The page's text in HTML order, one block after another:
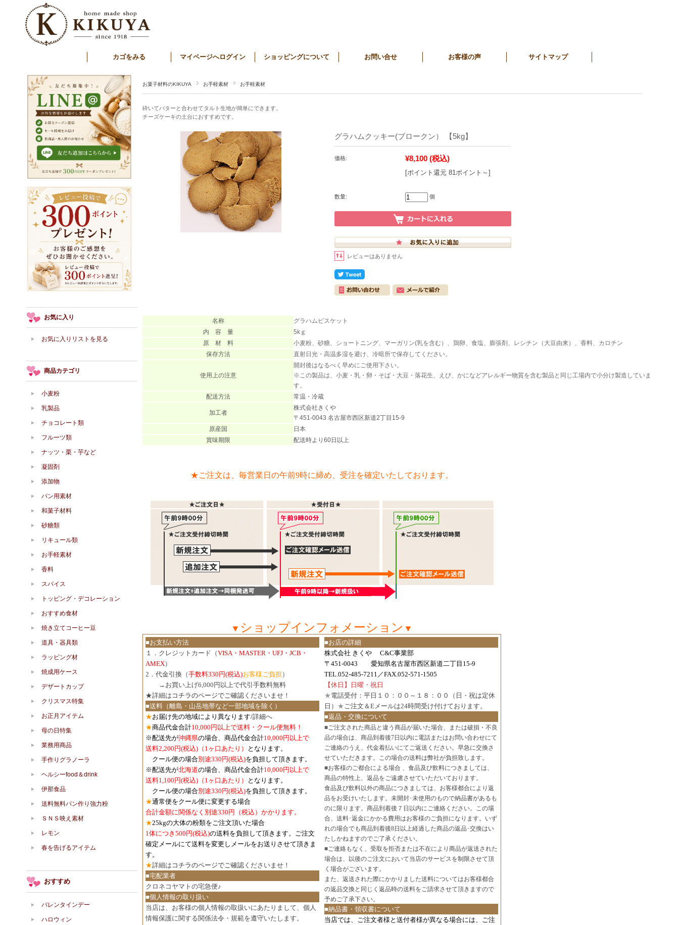
カゴをみる マイページへログイン ショッピングについて お問い合せ お客様の声 サイトマップ
お菓子材料のKIKUYA お手軽素材 お手軽素材
砕いてバターと合わせてタルト生地が簡単にできます。
チーズケーキの土台におすすめです。
グラハムクッキー(ブロークン） 【5kg】
価格: ¥8,100 (税込)
[ポイント還元 81ポイント～]
数量: 個
レビューはありません
名称
グラハムビスケット
内 容 量
5kｇ
原 材 料
小麦粉、砂糖、ショートニング、マーガリン(乳を含む）、鶏卵、食塩、膨張剤、レシチン（大豆由来）、香料、カロチン
保存方法
直射日光・高温多湿を避け、冷暗所で保存してください。
使用上の注意
開封後はなるべく早めにご使用下さい。
※この製品は、小麦・乳・卵・そば・大豆・落花生、えび、かになどアレルギー物質を含む製品と同じ工場内で小分け製造していま
す。
配送方法
常温・冷蔵
加工者
株式会社きくや
〒451-0043 名古屋市西区新道2丁目15-9
原産国
日本
賞味期限
配送時より60日以上
★ご注文は、毎営業日の午前9時に締め、受注を確定いたしております。
▼ ショップインフォメーション ▼
■お支払い方法
１．クレジットカード（VISA・MASTER・UFJ・JCB・
AMEX）
2．代金引換（手数料330円(税込)お客様ご負担 ）
→お買い上げ6,000円以上で代引手数料無料
★詳細は コチラのページでご確認 くださいませ！
■送料（離島・山岳地帯など一部地域を除く）
★お届け先の地域により異なります/詳細へ
★商品代金合計10,000円以上で送料・クール便無料！
※配送先が沖縄県の場合、商品代金合計10,000円以上で
送料2,200円(税込)（1ヶ口あたり）
となります。
クール便の場合別途330円(税込)を負担して頂きます。
※配送先が北海道の場合、商品代金合計10,000円以上で
送料1,100円(税込) （1ヶ口あたり）
となります。
クール便の場合別途330円(税込)を負担して頂きます。
★通常便をクール便に変更する場合
合計金額に関係なく別途330円（税込）かかります。
★25kgの大体の粉類をご注文頂いた場合
1体につき500円(税込)の送料を負担して頂きます。ご注文
確定メールにて送料を変更しメールをお送りさせて頂きま
す。
★詳細は コチラのページでご確認 くださいませ！
■宅配業者
クロネコヤマトの宅急便♪
■個人情報の取り扱い
当店は、お客様の個人情報の取扱いにあたりまして、個人
情報保護に関する関係法令・規範を遵守いたします。
■お店の詳細
株式会社 きくや C&C事業部
〒451-0043 愛知県名古屋市西区新道二丁目15-9
TEL.052-485-7211／FAX.052-571-1505
【休日】日曜・祝日
★電話受付：平日１０：００～１８：００（日・祝は定休
日） ★ご注文＆Eメールは24時間受け付けております。
■返品・交換について
■ご注文された商品と違う商品が届いた場合、または破損・不良
品の場合は、商品到着後7日以内に電話またはお問い合わせにて
ご連絡のうえ、代金着払いにてご返送ください。早急に交換さ
せていただきます。この場合の送料は弊社が負担致します。
■お客様のご都合による場合 、食品及び飲料につきましては、
商品の特性上、返品をご遠慮させていただいております。
食品及び飲料以外の商品につきましては、お客様都合により返
品をお受けいたします。未開封･未使用のもので納品書があるも
のに限ります。商品到着後７日以内にご連絡ください。この場
合、送料･返金にかかる費用はお客様のご負担になります。いず
れの場合でも商品到着後8日以上経過した商品の返品･交換はい
たしかねますのでご了承ください。
■ご連絡もなく、受取を拒否または不在により商品が返送された
場合は、以後のご注文において当店のサービスを制限させて頂
く場合がございます。
また、返送された際にかかりました送料についてはお客様都合
の返品交換と同じく返品時の送料をご請求させて頂きますので
予めご了承下さい。
■納品書・領収書について
当店では、ご注文者様と送付者様が異なる場合には、 ご注
お気に入り
お気に入りリストを見る
商品カテゴリ
小麦粉
乳製品
チョコレート類
フルーツ類
ナッツ・栗・芋など
凝固剤
添加物
パン用素材
和菓子材料
砂糖類
リキュール類
お手軽素材
香料
スパイス
トッピング・デコレーション
おすすめ食材
焼き立てコーヒー豆
道具・器具類
ラッピング材
焼成用ケース
デザートカップ
クリスマス特集
お正月アイテム
母の日特集
業務用商品
手作りグラノーラ
ヘルシーfood＆drink
伊那食品
送料無料パン作り強力粉
ＳＮＳ映え素材
レモン
春を告げるアイテム
おすすめ
バレンタインデー
ハロウィン